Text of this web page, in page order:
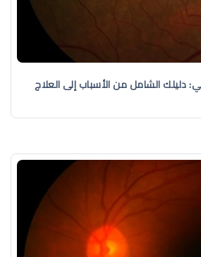
دليلك الشامل من الأسباب إلى العلاج